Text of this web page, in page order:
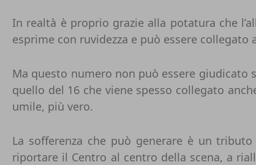
In realtà è proprio grazie alla potatura che
esprime con ruvidezza e può essere
Ma questo numero non può essere
quello del 16 che viene spesso collegato
umile, più vero.
La sofferenza che può generare è un
riportare il Centro al centro della scena, a